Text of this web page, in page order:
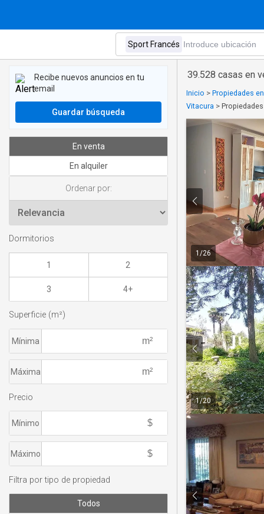
39.528 casas en
Inicio > Propiedades
Vitacura >
1 /26
1/20
Recibe nuevos anuncios en tu
email
Guardar búsqueda
En venta
En alquiler
Ordenar por:
Dormitorios
1 2
3 4+
Superficie (m²)
Mínima
Máxima
Precio
Mínimo
Máximo
Filtra por tipo de propiedad
Todos